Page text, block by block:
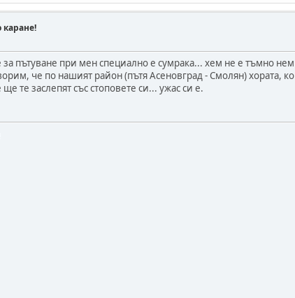
пътуване при мен специално е сумрака... хем не е тъмно
че по нашият район (пътя Асеновград - Смолян) хората,
те заслепят със стоповете си... ужас си е.